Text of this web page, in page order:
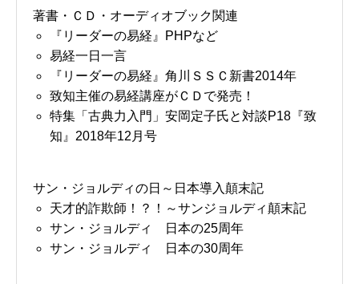
著書・ＣＤ・オーディオブック関連
『リーダーの易経』PHPなど
易経一日一言
『リーダーの易経』角川ＳＳＣ新書2014年
致知主催の易経講座がＣＤで発売！
特集「古典力入門」安岡定子氏と対談P18『致
知』2018年12月号
サン・ジョルディの日～日本導入顛末記
天才的詐欺師！？！～サンジョルディ顛末記
サン・ジョルディ 日本の25周年
サン・ジョルディ 日本の30周年